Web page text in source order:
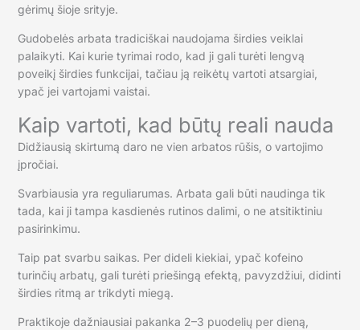
gėrimų šioje srityje.
Gudobelės arbata tradiciškai naudojama širdies veiklai
palaikyti. Kai kurie tyrimai rodo, kad ji gali turėti lengvą
poveikį širdies funkcijai, tačiau ją reikėtų vartoti atsargiai,
ypač jei vartojami vaistai.
Kaip vartoti, kad būtų reali nauda
Didžiausią skirtumą daro ne vien arbatos rūšis, o vartojimo
įpročiai.
Svarbiausia yra reguliarumas. Arbata gali būti naudinga tik
tada, kai ji tampa kasdienės rutinos dalimi, o ne atsitiktiniu
pasirinkimu.
Taip pat svarbu saikas. Per dideli kiekiai, ypač kofeino
turinčių arbatų, gali turėti priešingą efektą, pavyzdžiui, didinti
širdies ritmą ar trikdyti miegą.
Praktikoje dažniausiai pakanka 2–3 puodelių per dieną,